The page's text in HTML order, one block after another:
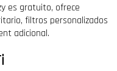
es gratuito, ofrece
filtros personalizados
adicional.